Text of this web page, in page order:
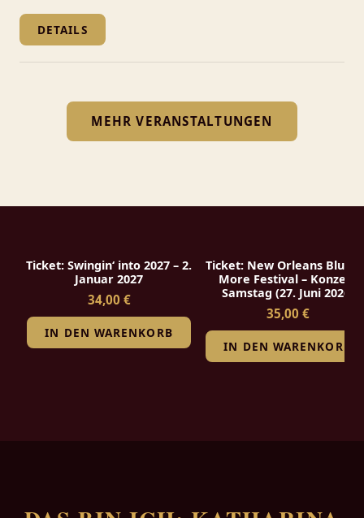
DETAILS
MEHR VERANSTALTUNGEN
Ticket: Swingin‘ into 2027 – 2.
Januar 2027
34,00 €
IN DEN WARENKORB
Ticket: New Orleans Blues
More Festival – Konzert
Samstag (27. Juni 2026)
35,00 €
IN DEN WARENKORB